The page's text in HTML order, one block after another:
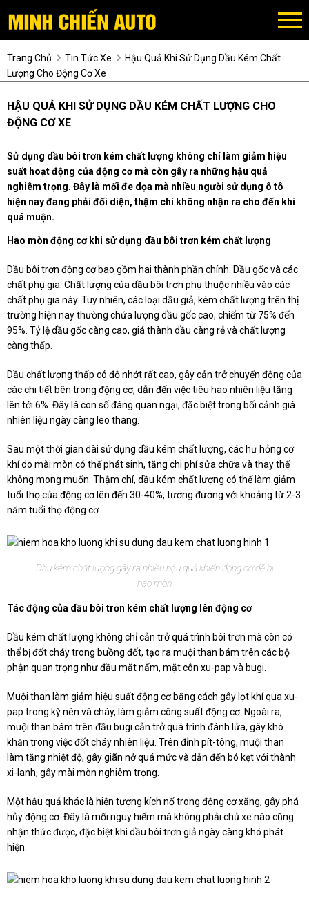
Trang Chủ Tin Tức Xe
Hậu Quả Khi Sử Dụng Dầu Kém Chất
Lượng Cho Động Cơ Xe
HẬU QUẢ KHI SỬ DỤNG DẦU KÉM CHẤT LƯỢNG CHO
ĐỘNG CƠ XE
Sử dụng dầu bôi trơn kém chất lượng không chỉ làm giảm hiệu
suất hoạt động của động cơ mà còn gây ra những hậu quả
nghiêm trọng. Đây là mối đe dọa mà nhiều người sử dụng ô tô
hiện nay đang phải đối diện, thậm chí không nhận ra cho đến khi
quá muộn.
Hao mòn động cơ khi sử dụng dầu bôi trơn kém chất lượng
Dầu bôi trơn động cơ bao gồm hai thành phần chính: Dầu gốc và các
chất phụ gia. Chất lượng của dầu bôi trơn phụ thuộc nhiều vào các
chất phụ gia này. Tuy nhiên, các loại dầu giả, kém chất lượng trên thị
trường hiện nay thường chứa lượng dầu gốc cao, chiếm từ 75% đến
95%. Tỷ lệ dầu gốc càng cao, giá thành dầu càng rẻ và chất lượng
càng thấp.
Dầu chất lượng thấp có độ nhớt rất cao, gây cản trở chuyển động của
các chi tiết bên trong động cơ, dẫn đến việc tiêu hao nhiên liệu tăng
lên tới 6%. Đây là con số đáng quan ngại, đặc biệt trong bối cảnh giá
nhiên liệu ngày càng leo thang.
Sau một thời gian dài sử dụng dầu kém chất lượng, các hư hỏng cơ
khí do mài mòn có thể phát sinh, tăng chi phí sửa chữa và thay thế
không mong muốn. Thậm chí, dầu kém chất lượng có thể làm giảm
tuổi thọ của động cơ lên đến 30-40%, tương đương với khoảng từ 2-3
năm tuổi thọ động cơ.
Dầu kém chất lượng gây ra nhiều hậu quả khiến động cơ dễ bị
hao mòn
Tác động của dầu bôi trơn kém chất lượng lên động cơ
Dầu kém chất lượng không chỉ cản trở quá trình bôi trơn mà còn có
thể bị đốt cháy trong buồng đốt, tạo ra muội than bám trên các bộ
phận quan trọng như đầu mặt nấm, mặt côn xu-pap và bugi.
Muội than làm giảm hiệu suất động cơ bằng cách gây lọt khí qua xu-
pap trong kỳ nén và cháy, làm giảm công suất động cơ. Ngoài ra,
muội than bám trên đầu bugi cản trở quá trình đánh lửa, gây khó
khăn trong việc đốt cháy nhiên liệu. Trên đỉnh pít-tông, muội than
làm tăng nhiệt độ, gây giãn nở quá mức và dẫn đến bó kẹt với thành
xi-lanh, gây mài mòn nghiêm trọng.
Một hậu quả khác là hiện tượng kích nổ trong động cơ xăng, gây phá
hủy động cơ. Đây là mối nguy hiểm mà không phải chủ xe nào cũng
nhận thức được, đặc biệt khi dầu bôi trơn giả ngày càng khó phát
hiện.